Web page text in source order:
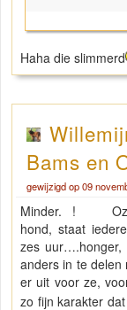
Haha die slimmerd
Bams en
gewijzigd op 09
Minder. ! Ozjin
hond, staat
zes uur….honger,
anders in te delen
er uit voor ze,
zo fijn karakter